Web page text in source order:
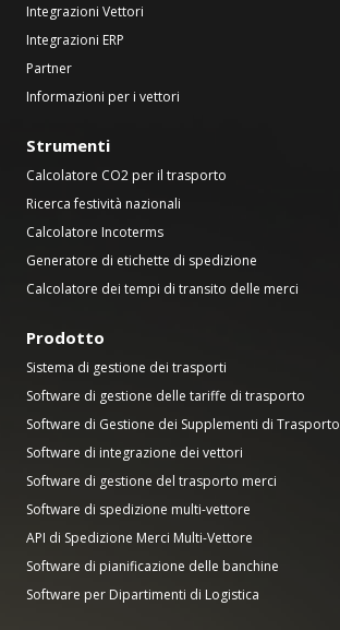
Integrazioni Vettori
Integrazioni ERP
Partner
Informazioni per i vettori
Strumenti
Calcolatore CO2 per il trasporto
Ricerca festività nazionali
Calcolatore Incoterms
Generatore di etichette di spedizione
Calcolatore dei tempi di transito delle merci
Prodotto
Sistema di gestione dei trasporti
Software di gestione delle tariffe di trasporto
Software di Gestione dei Supplementi di Trasporto
Software di integrazione dei vettori
Software di gestione del trasporto merci
Software di spedizione multi-vettore
API di Spedizione Merci Multi-Vettore
Software di pianificazione delle banchine
Software per Dipartimenti di Logistica